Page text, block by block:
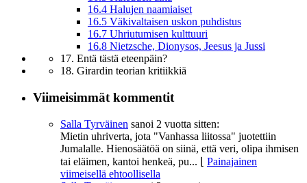
16.4 Halujen naamiaiset
16.5 Väkivaltaisen uskon puhdistus
16.7 Uhriutumisen kulttuuri
16.8 Nietzsche, Dionysos, Jeesus ja Jussi
17. Entä tästä eteenpäin?
18. Girardin teorian kritiikkiä
Viimeisimmät kommentit
Salla Tyrväinen sanoi 2 vuotta sitten:
Mietin uhriverta, jota "Vanhassa liitossa" juotettiin
Jumalalle. Hienosäätöä on siinä, että veri, olipa ihmisen
tai eläimen, kantoi henkeä, pu...
Painajainen
viimeisellä ehtoollisella